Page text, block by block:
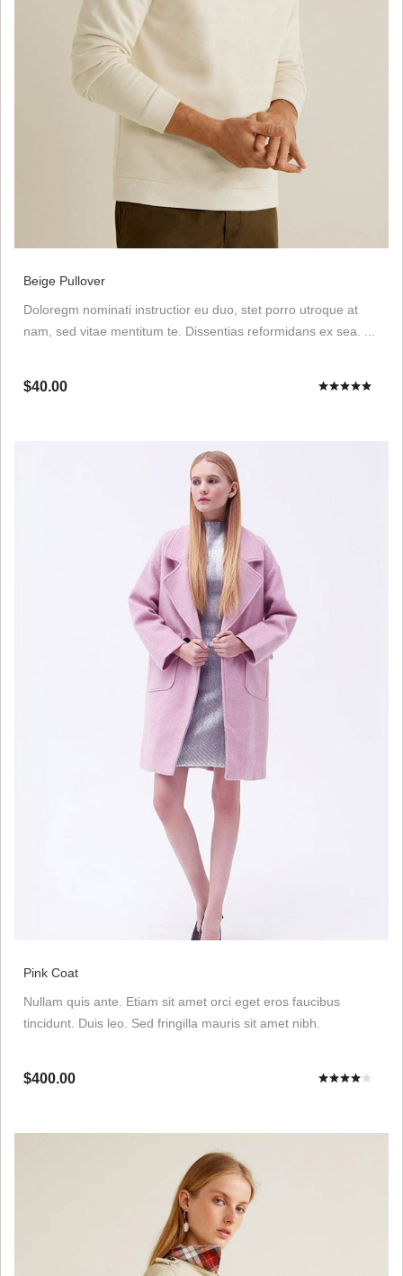
Beige Pullover
Doloregm nominati instructior eu duo, stet porro utroque at
nam, sed vitae mentitum te. Dissentias reformidans ex sea. ...
$40.00
Pink Coat
Nullam quis ante. Etiam sit amet orci eget eros faucibus
tincidunt. Duis leo. Sed fringilla mauris sit amet nibh.
$400.00